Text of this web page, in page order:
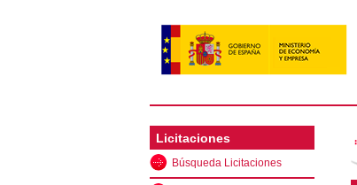
Licitaciones
Búsqueda Licitaciones